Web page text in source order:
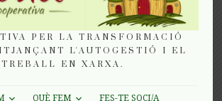
PER LA TRANSFORMACIÓ
L'AUTOGESTIÓ I EL
TREBALL EN XARXA.
QUÈ FEM
FES-TE SOCI/A